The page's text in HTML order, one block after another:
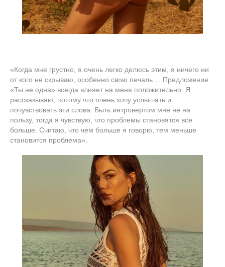
«Когда мне грустно, я очень легко делюсь этим, я ничего ни
от кого не скрываю, особенно свою печаль ... Предложение
«Ты не одна» всегда влияет на меня положительно. Я
рассказываю, потому что очень хочу услышать и
почувствовать эти слова. Быть интровертом мне не на
пользу, тогда я чувствую, что проблемы становятся все
больше. Считаю, что чем больше я говорю, тем меньше
становится проблема».